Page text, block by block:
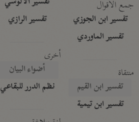
جمع الأقوال
تفسير ابن الجوزي
تفسير الماوردي
منتقاة
تفسير ابن القيم
تفسير ابن تيمية
تفسير الرازي
أخرى
أضواء البيان
نظم الدرر للبقاعي